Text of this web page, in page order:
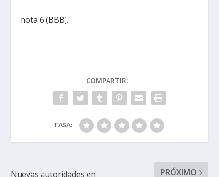
nota 6 (BBB).
COMPARTIR:
TASA:
Nuevas autoridades en PRÓXIMO